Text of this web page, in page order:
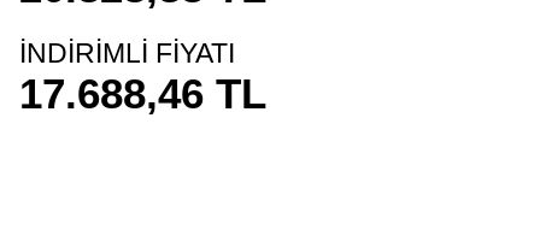
İNDİRİMLİ FİYATI
17.688,46 TL